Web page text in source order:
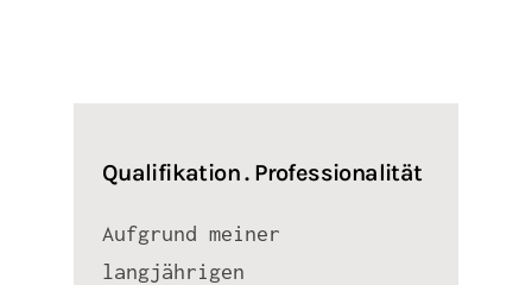
Qualifikation . Professionalität
Aufgrund meiner
langjährigen